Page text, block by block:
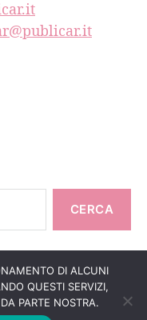
Su
DI ALCUNI
QUESTI SERVIZI,
PARTE NOSTRA.